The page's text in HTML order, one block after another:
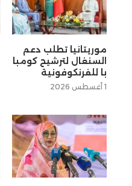
موريتانيا تطلب دعم
السنغال لترشيح كومبا
با للفرنكوفونية
1 أغسطس 2026